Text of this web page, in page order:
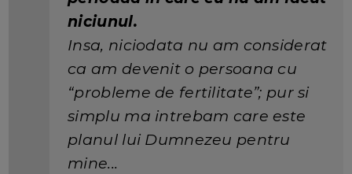
niciunul.
Insa, niciodata nu am considerat
ca am devenit o persoana cu
“probleme de fertilitate”; pur si
simplu ma intrebam care este
planul lui Dumnezeu pentru
mine...